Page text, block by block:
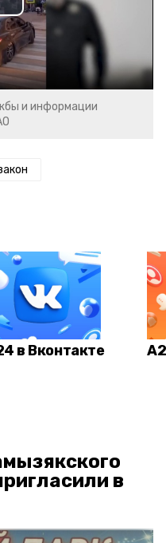
и информации
в Вконтакте
в